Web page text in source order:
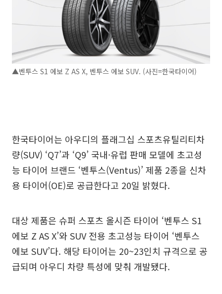
▲벤투스 S1 에보 Z AS X, 벤투스 에보 SUV. (사진=한국타이어)
한국타이어는 아우디의 플래그십 스포츠유틸리티차
량(SUV) ‘Q7’과 ‘Q9’ 국내·유럽 판매 모델에 초고성
능 타이어 브랜드 ‘벤투스(Ventus)’ 제품 2종을 신차
용 타이어(OE)로 공급한다고 20일 밝혔다.
대상 제품은 슈퍼 스포츠 올시즌 타이어 ‘벤투스 S1
에보 Z AS X’와 SUV 전용 초고성능 타이어 ‘벤투스
에보 SUV’다. 해당 타이어는 20~23인치 규격으로 공
급되며 아우디 차량 특성에 맞춰 개발됐다.